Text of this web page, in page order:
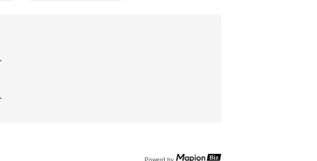
Powerd by